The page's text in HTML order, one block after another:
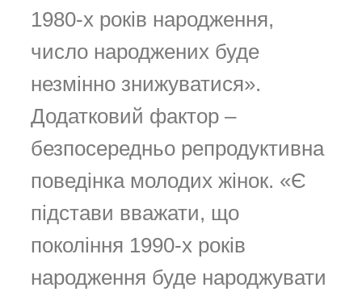
1980-х років народження,
число народжених буде
незмінно знижуватися».
Додатковий фактор –
безпосередньо репродуктивна
поведінка молодих жінок. «Є
підстави вважати, що
покоління 1990-х років
народження буде народжувати